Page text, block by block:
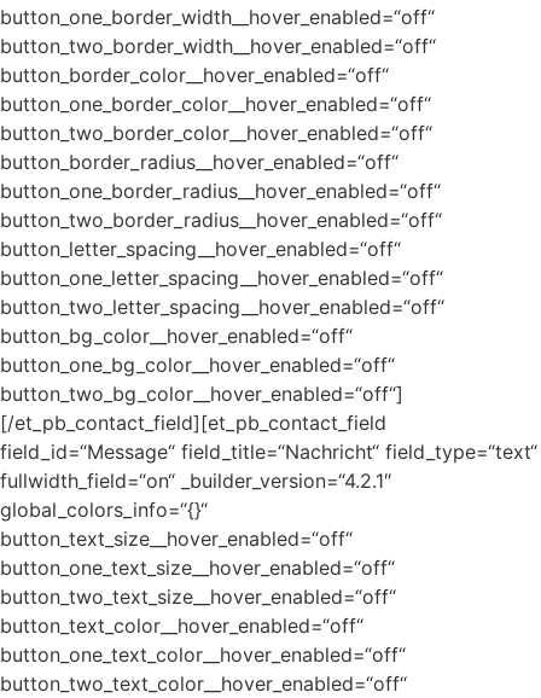
button_one_border_width__hover_enabled=“off“
button_two_border_width__hover_enabled=“off“
button_border_color__hover_enabled=“off“
button_one_border_color__hover_enabled=“off“
button_two_border_color__hover_enabled=“off“
button_border_radius__hover_enabled=“off“
button_one_border_radius__hover_enabled=“off“
button_two_border_radius__hover_enabled=“off“
button_letter_spacing__hover_enabled=“off“
button_one_letter_spacing__hover_enabled=“off“
button_two_letter_spacing__hover_enabled=“off“
button_bg_color__hover_enabled=“off“
button_one_bg_color__hover_enabled=“off“
button_two_bg_color__hover_enabled=“off“]
[/et_pb_contact_field][et_pb_contact_field
field_id=“Message“ field_title=“Nachricht“ field_type=“text“
fullwidth_field=“on“ _builder_version=“4.2.1″
global_colors_info=“{}“
button_text_size__hover_enabled=“off“
button_one_text_size__hover_enabled=“off“
button_two_text_size__hover_enabled=“off“
button_text_color__hover_enabled=“off“
button_one_text_color__hover_enabled=“off“
button_two_text_color__hover_enabled=“off“